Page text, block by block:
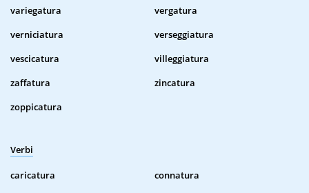
variegatura
vergatura
verniciatura
verseggiatura
vescicatura
villeggiatura
zaffatura
zincatura
zoppicatura
Verbi
caricatura connatura